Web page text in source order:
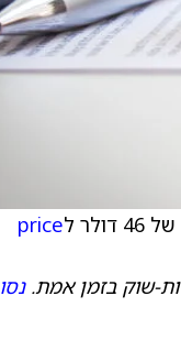
ל
price
שוק בזמן אמת.נסו